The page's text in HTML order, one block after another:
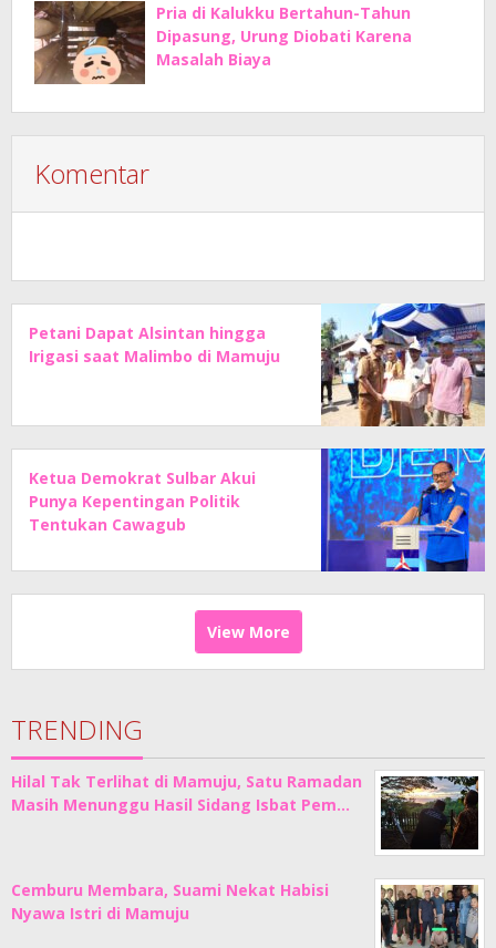
Pria di Kalukku Bertahun-Tahun
Dipasung, Urung Diobati Karena
Masalah Biaya
Komentar
Petani Dapat Alsintan hingga
Irigasi saat Malimbo di Mamuju
Ketua Demokrat Sulbar Akui
Punya Kepentingan Politik
Tentukan Cawagub
View More
TRENDING
Hilal Tak Terlihat di Mamuju, Satu Ramadan
Masih Menunggu Hasil Sidang Isbat Pem…
Cemburu Membara, Suami Nekat Habisi
Nyawa Istri di Mamuju